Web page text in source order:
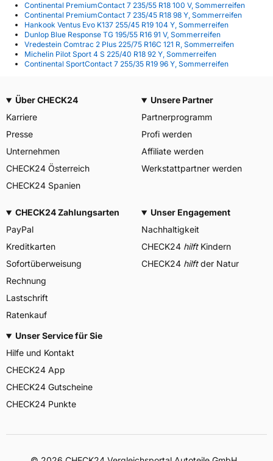
Continental PremiumContact 7 235/55 R18 100 V, Sommerreifen
Continental PremiumContact 7 235/45 R18 98 Y, Sommerreifen
Hankook Ventus Evo K137 255/45 R19 104 Y, Sommerreifen
Dunlop Blue Response TG 195/55 R16 91 V, Sommerreifen
Vredestein Comtrac 2 Plus 225/75 R16C 121 R, Sommerreifen
Michelin Pilot Sport 4 S 225/40 R18 92 Y, Sommerreifen
Continental SportContact 7 255/35 R19 96 Y, Sommerreifen
Über CHECK24
Karriere
Presse
Unternehmen
CHECK24 Österreich
CHECK24 Spanien
Unsere Partner
Partnerprogramm
Profi werden
Affiliate werden
Werkstattpartner werden
CHECK24 Zahlungsarten
PayPal
Kreditkarten
Sofortüberweisung
Rechnung
Lastschrift
Ratenkauf
Unser Engagement
Nachhaltigkeit
CHECK24 hilftKindern
CHECK24 hilftder Natur
Unser Service für Sie
Hilfe und Kontakt
CHECK24 App
CHECK24 Gutscheine
CHECK24 Punkte